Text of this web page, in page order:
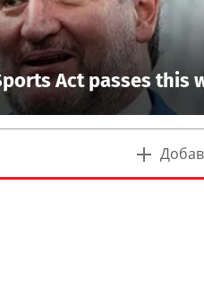
Act passes this